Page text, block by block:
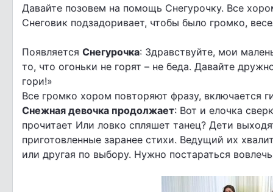
Давайте позовем на помощь Снегурочку. Все
Снеговик подзадоривает, чтобы было громко,
Появляется Снегурочка: Здравствуйте, мои
то, что огоньки не горят – не беда. Давайте
гори!»
Все громко хором повторяют фразу, включается
Снежная девочка продолжает: Вот и елочка
прочитает Или ловко спляшет танец? Дети
приготовленные заранее стихи. Ведущий их
или другая по выбору. Нужно постараться